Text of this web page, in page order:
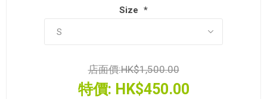
Size *
店面價:HK$1,500.00
特價: HK$450.00